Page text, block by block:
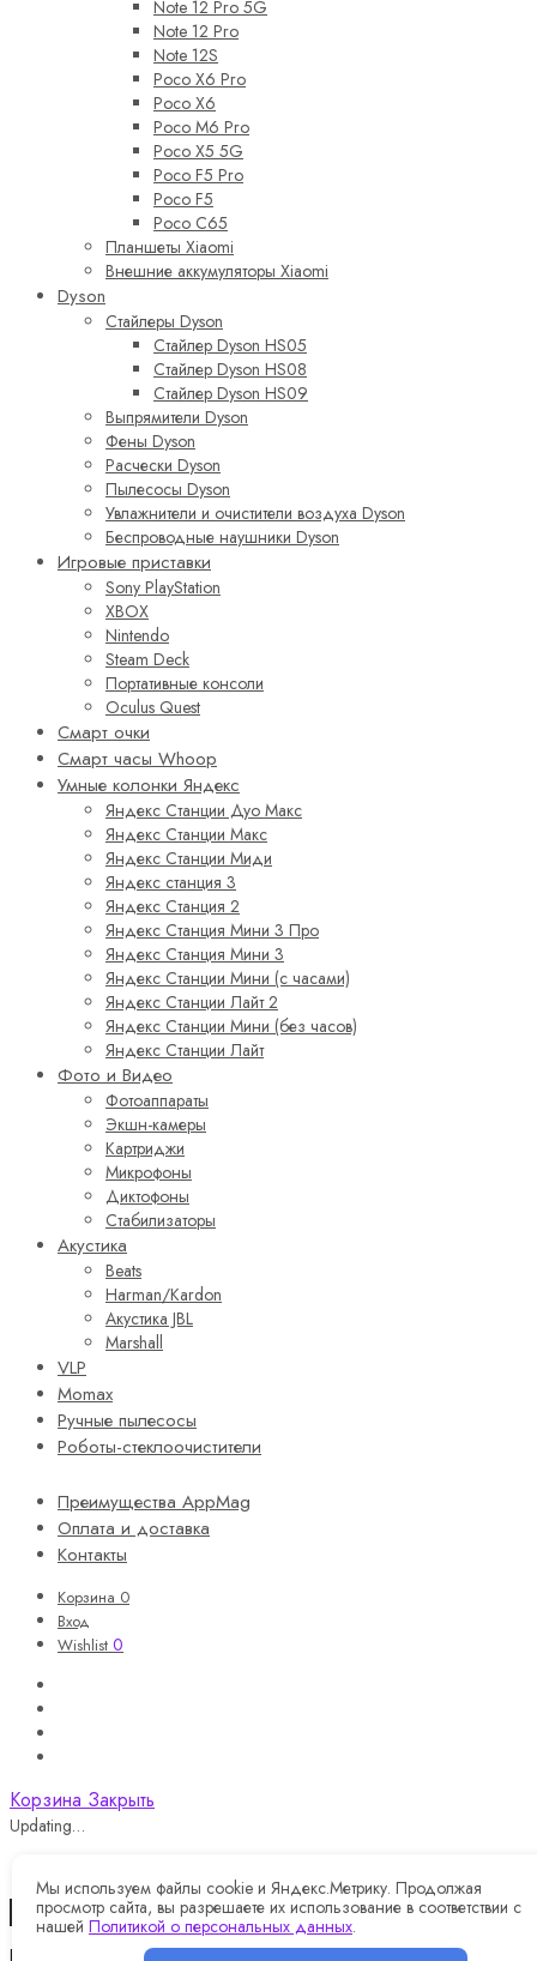
Note 12 Pro 5G
Note 12 Pro
Note 12S
Poco X6 Pro
Poco X6
Poco M6 Pro
Poco X5 5G
Poco F5 Pro
Poco F5
Poco C65
Планшеты Xiaomi
Внешние аккумуляторы Xiaomi
Dyson
Стайлеры Dyson
Стайлер Dyson HS05
Стайлер Dyson HS08
Стайлер Dyson HS09
Выпрямители Dyson
Фены Dyson
Расчески Dyson
Пылесосы Dyson
Увлажнители и очистители воздуха Dyson
Беспроводные наушники Dyson
Игровые приставки
Sony PlayStation
XBOX
Nintendo
Steam Deck
Портативные консоли
Oculus Quest
Смарт очки
Смарт часы Whoop
Умные колонки Яндекс
Яндекс Станции Дуо Макс
Яндекс Станции Макс
Яндекс Станции Миди
Яндекс станция 3
Яндекс Станция 2
Яндекс Станция Мини 3 Про
Яндекс Станция Мини 3
Яндекс Станции Мини (с часами)
Яндекс Станции Лайт 2
Яндекс Станции Мини (без часов)
Яндекс Станции Лайт
Фото и Видео
Фотоаппараты
Экшн-камеры
Картриджи
Микрофоны
Диктофоны
Стабилизаторы
Акустика
Beats
Harman/Kardon
Акустика JBL
Marshall
VLP
Momax
Ручные пылесосы
Роботы-стеклоочистители
Преимущества AppMag
Оплата и доставка
Контакты
Корзина 0
Вход
Wishlist 0
Корзина Закрыть
Updating…
Продолжить покупки
Назад
Мы используем файлы cookie и Яндекс.Метрику. Продолжая
просмотр сайта, вы разрешаете их использование в соответствии с
нашей Политикой о персональных данных.